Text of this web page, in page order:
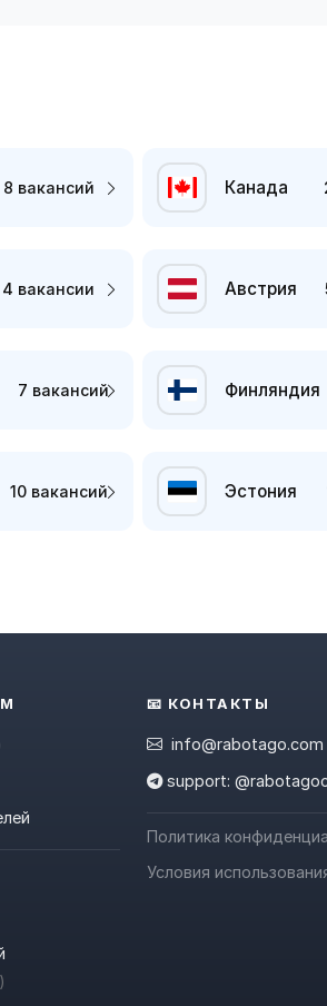
8 вакансий Канада
4 вакансии Австрия
7 вакансий Финляндия
10 вакансий Эстония
📧 КОНТАКТЫ
info@rabotago.com
support:
Политика
Условия